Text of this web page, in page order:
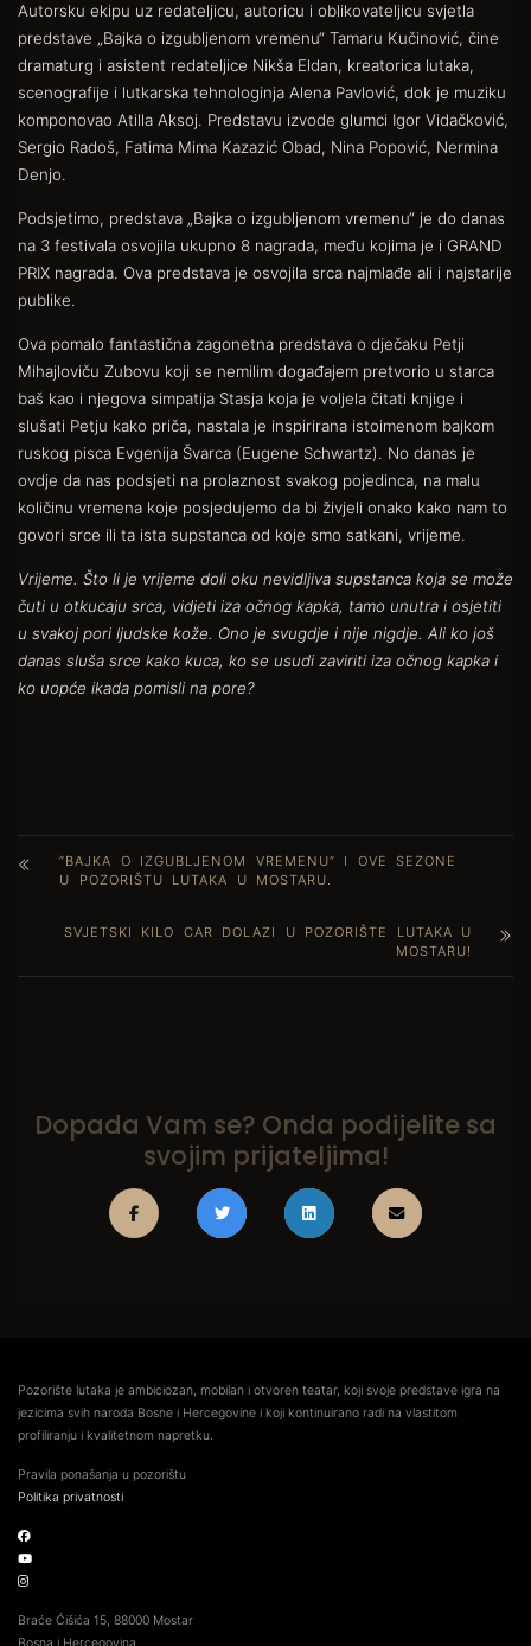
Autorsku ekipu uz redateljicu, autoricu i oblikovateljicu svjetla
predstave „Bajka o izgubljenom vremenu“ Tamaru Kučinović, čine
dramaturg i asistent redateljice Nikša Eldan, kreatorica lutaka,
scenografije i lutkarska tehnologinja Alena Pavlović, dok je muziku
komponovao Atilla Aksoj. Predstavu izvode glumci Igor Vidačković,
Sergio Radoš, Fatima Mima Kazazić Obad, Nina Popović, Nermina
Denjo.
Podsjetimo, predstava „Bajka o izgubljenom vremenu“ je do danas
na 3 festivala osvojila ukupno 8 nagrada, među kojima je i GRAND
PRIX nagrada. Ova predstava je osvojila srca najmlađe ali i najstarije
publike.
Ova pomalo fantastična zagonetna predstava o dječaku Petji
Mihajloviču Zubovu koji se nemilim događajem pretvorio u starca
baš kao i njegova simpatija Stasja koja je voljela čitati knjige i
slušati Petju kako priča, nastala je inspirirana istoimenom bajkom
ruskog pisca Evgenija Švarca (Eugene Schwartz). No danas je
ovdje da nas podsjeti na prolaznost svakog pojedinca, na malu
količinu vremena koje posjedujemo da bi živjeli onako kako nam to
govori srce ili ta ista supstanca od koje smo satkani, vrijeme.
Vrijeme. Što li je vrijeme doli oku nevidljiva supstanca koja se može
čuti u otkucaju srca, vidjeti iza očnog kapka, tamo unutra i osjetiti
u svakoj pori ljudske kože. Ono je svugdje i nije nigdje. Ali ko još
danas sluša srce kako kuca, ko se usudi zaviriti iza očnog kapka i
ko uopće ikada pomisli na pore?
“BAJKA O IZGUBLJENOM VREMENU“ I OVE SEZONE
U POZORIŠTU LUTAKA U MOSTARU.
SVJETSKI KILO CAR DOLAZI U POZORIŠTE LUTAKA U
MOSTARU!
Dopada Vam se? Onda podijelite sa
svojim prijateljima!
Pozorište lutaka je ambiciozan, mobilan i otvoren teatar, koji svoje predstave igra na
jezicima svih naroda Bosne i Hercegovine i koji kontinuirano radi na vlastitom
profiliranju i kvalitetnom napretku.
Pravila ponašanja u pozorištu
Politika privatnosti
Braće Ćišića 15, 88000 Mostar